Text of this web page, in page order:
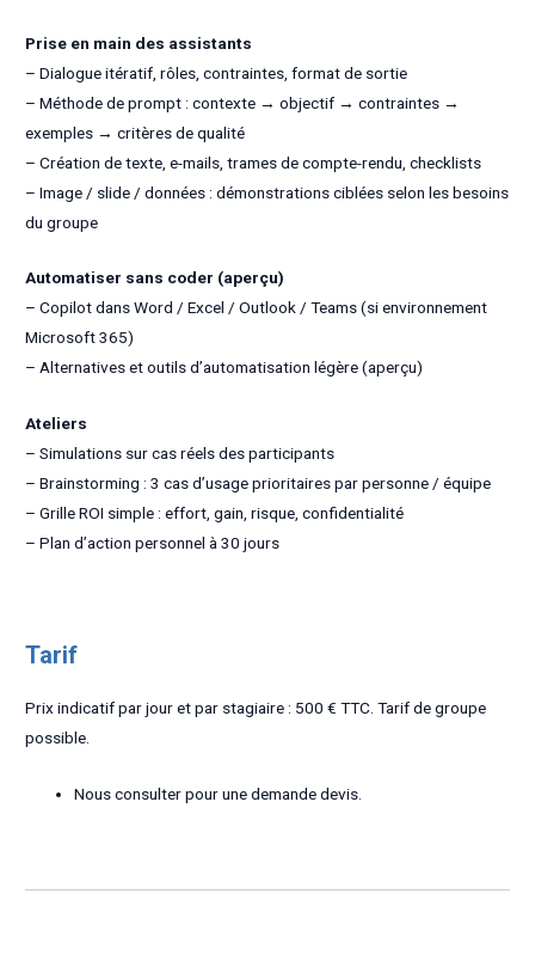
Prise en main des assistants
– Dialogue itératif, rôles, contraintes, format de sortie
– Méthode de prompt : contexte → objectif → contraintes →
exemples → critères de qualité
– Création de texte, e-mails, trames de compte-rendu, checklists
– Image / slide / données : démonstrations ciblées selon les besoins
du groupe
Automatiser sans coder (aperçu)
– Copilot dans Word / Excel / Outlook / Teams (si environnement
Microsoft 365)
– Alternatives et outils d’automatisation légère (aperçu)
Ateliers
– Simulations sur cas réels des participants
– Brainstorming : 3 cas d’usage prioritaires par personne / équipe
– Grille ROI simple : effort, gain, risque, confidentialité
– Plan d’action personnel à 30 jours
Tarif
Prix indicatif par jour et par stagiaire : 500 € TTC. Tarif de groupe
possible.
Nous consulter pour une demande devis.